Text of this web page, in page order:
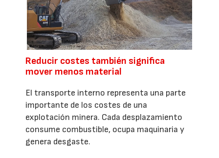
Reducir costes también significa
mover menos material
El transporte interno representa una parte
importante de los costes de una
explotación minera. Cada desplazamiento
consume combustible, ocupa maquinaria y
genera desgaste.